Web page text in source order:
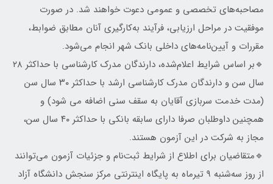
مصاحبه‌های تخصصی و عمومی دعوت خواهند شد. در صورت
موفقیت در مراحل ارزیابی، فرآیند به‌کارگیری آنان مطابق ضوابط،
مقررات و آیین‌نامه‌های داخلی بانک شهر انجام می‌شود.
🔹بر اساس شرایط اعلام‌شده، دارندگان مدرک کارشناسی با حداکثر ۲۸
سال سن و دارندگان مدرک کارشناسی ارشد با حداکثر ۳۰ سال سن
(مدت خدمت سربازی آقایان به سقف سنی اضافه می شود) و
همچنین داوطلبان صرفا دارای سابقه بانکی با حداکثر ۴۰ سال سن،
مجاز به شرکت در این آزمون هستند.
🔹متقاضیان برای اطلاع از شرایط ثبت‌نام و جزئیات آزمون می‌توانند
از روز سه‌شنبه ۹ تیرماه به پایگاه اینترنتی مرکز سنجش دانشگاه آزاد